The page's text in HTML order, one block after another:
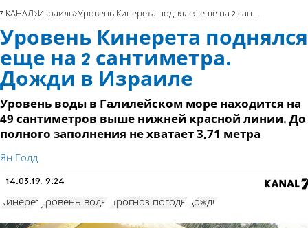
7 КАНАЛ Израиль Уровень Кинерета поднялся еще на 2 сантиметра. Дожди в Израиле
Уровень Кинерета поднялся
еще на 2 сантиметра.
Дожди в Израиле
Уровень воды в Галилейском море находится на
49 сантиметров выше нижней красной линии. До
полного заполнения не хватает 3,71 метра
Ян Голд
14.03.19, 9:24
Кинерет уровень воды Прогноз погоды дожди